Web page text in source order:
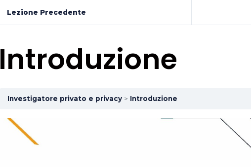
Lezione Precedente
Introduzione
Investigatore privato e privacy Introduzione